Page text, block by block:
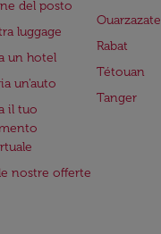
del posto
luggage
un hotel
un'auto
il tuo
nostre offerte
Ouarzazate
Rabat
Tétouan
Tanger